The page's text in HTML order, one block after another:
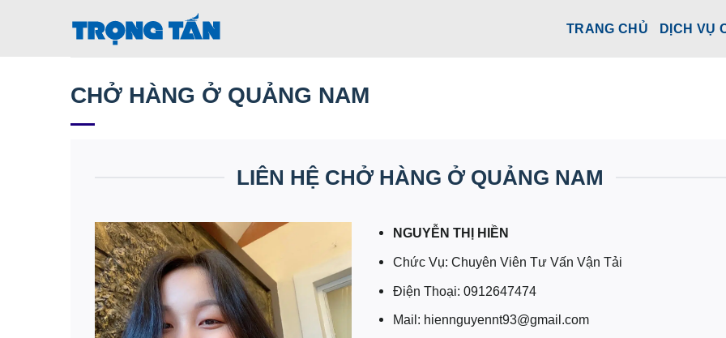
TRANG CHỦ DỊCH VỤ
CHỞ HÀNG Ở QUẢNG NAM
LIÊN HỆ CHỞ HÀNG Ở QUẢNG NAM
NGUYỄN THỊ HIỀN
Chức Vụ: Chuyên Viên Tư Vấn Vận Tải
Điện Thoại: 0912647474
Mail: hiennguyennt93@gmail.com